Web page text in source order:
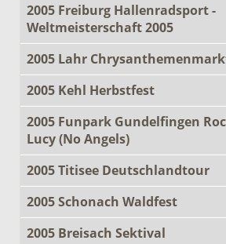
2005 Freiburg Hallenradsport -
Weltmeisterschaft 2005
2005 Lahr
2005 Kehl Herbstfest
2005 Funpark Gundelfingen
Lucy (No Angels)
2005 Titisee Deutschlandtour
2005 Schonach Waldfest
2005 Breisach Sektival